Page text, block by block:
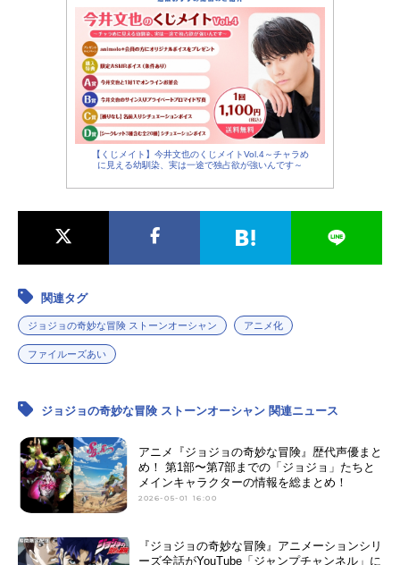
【くじメイト】今井文也のくじメイトVol.4～チャラめ
に見える幼馴染、実は一途で独占欲が強いんです～
関連タグ
ジョジョの奇妙な冒険 ストーンオーシャン アニメ化
ファイルーズあい
ジョジョの奇妙な冒険 ストーンオーシャン 関連ニュース
アニメ『ジョジョの奇妙な冒険』歴代声優まと
め！ 第1部〜第7部までの「ジョジョ」たちと
メインキャラクターの情報を総まとめ！
2026-05-01 16:00
『ジョジョの奇妙な冒険』アニメーションシリ
ーズ全話がYouTube「ジャンプチャンネル」に